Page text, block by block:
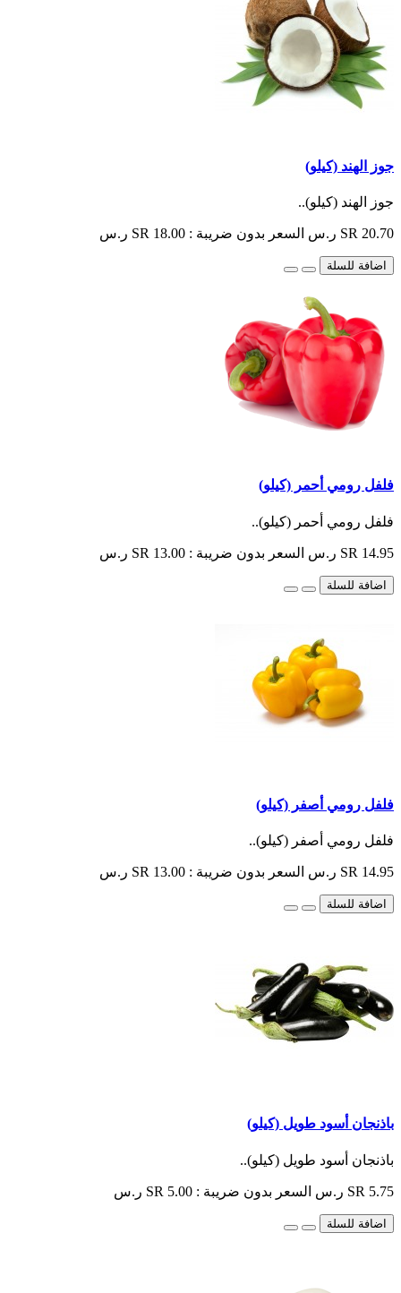
جوز الهند (كيلو)
جوز الهند (كيلو)..
SR 20.70 ر.س السعر بدون ضريبة : SR 18.00 ر.س
اضافة للسلة
فلفل رومي أحمر (كيلو)
فلفل رومي أحمر (كيلو)..
SR 14.95 ر.س السعر بدون ضريبة : SR 13.00 ر.س
اضافة للسلة
فلفل رومي أصفر (كيلو)
فلفل رومي أصفر (كيلو)..
SR 14.95 ر.س السعر بدون ضريبة : SR 13.00 ر.س
اضافة للسلة
باذنجان أسود طويل (كيلو)
باذنجان أسود طويل (كيلو)..
SR 5.75 ر.س السعر بدون ضريبة : SR 5.00 ر.س
اضافة للسلة